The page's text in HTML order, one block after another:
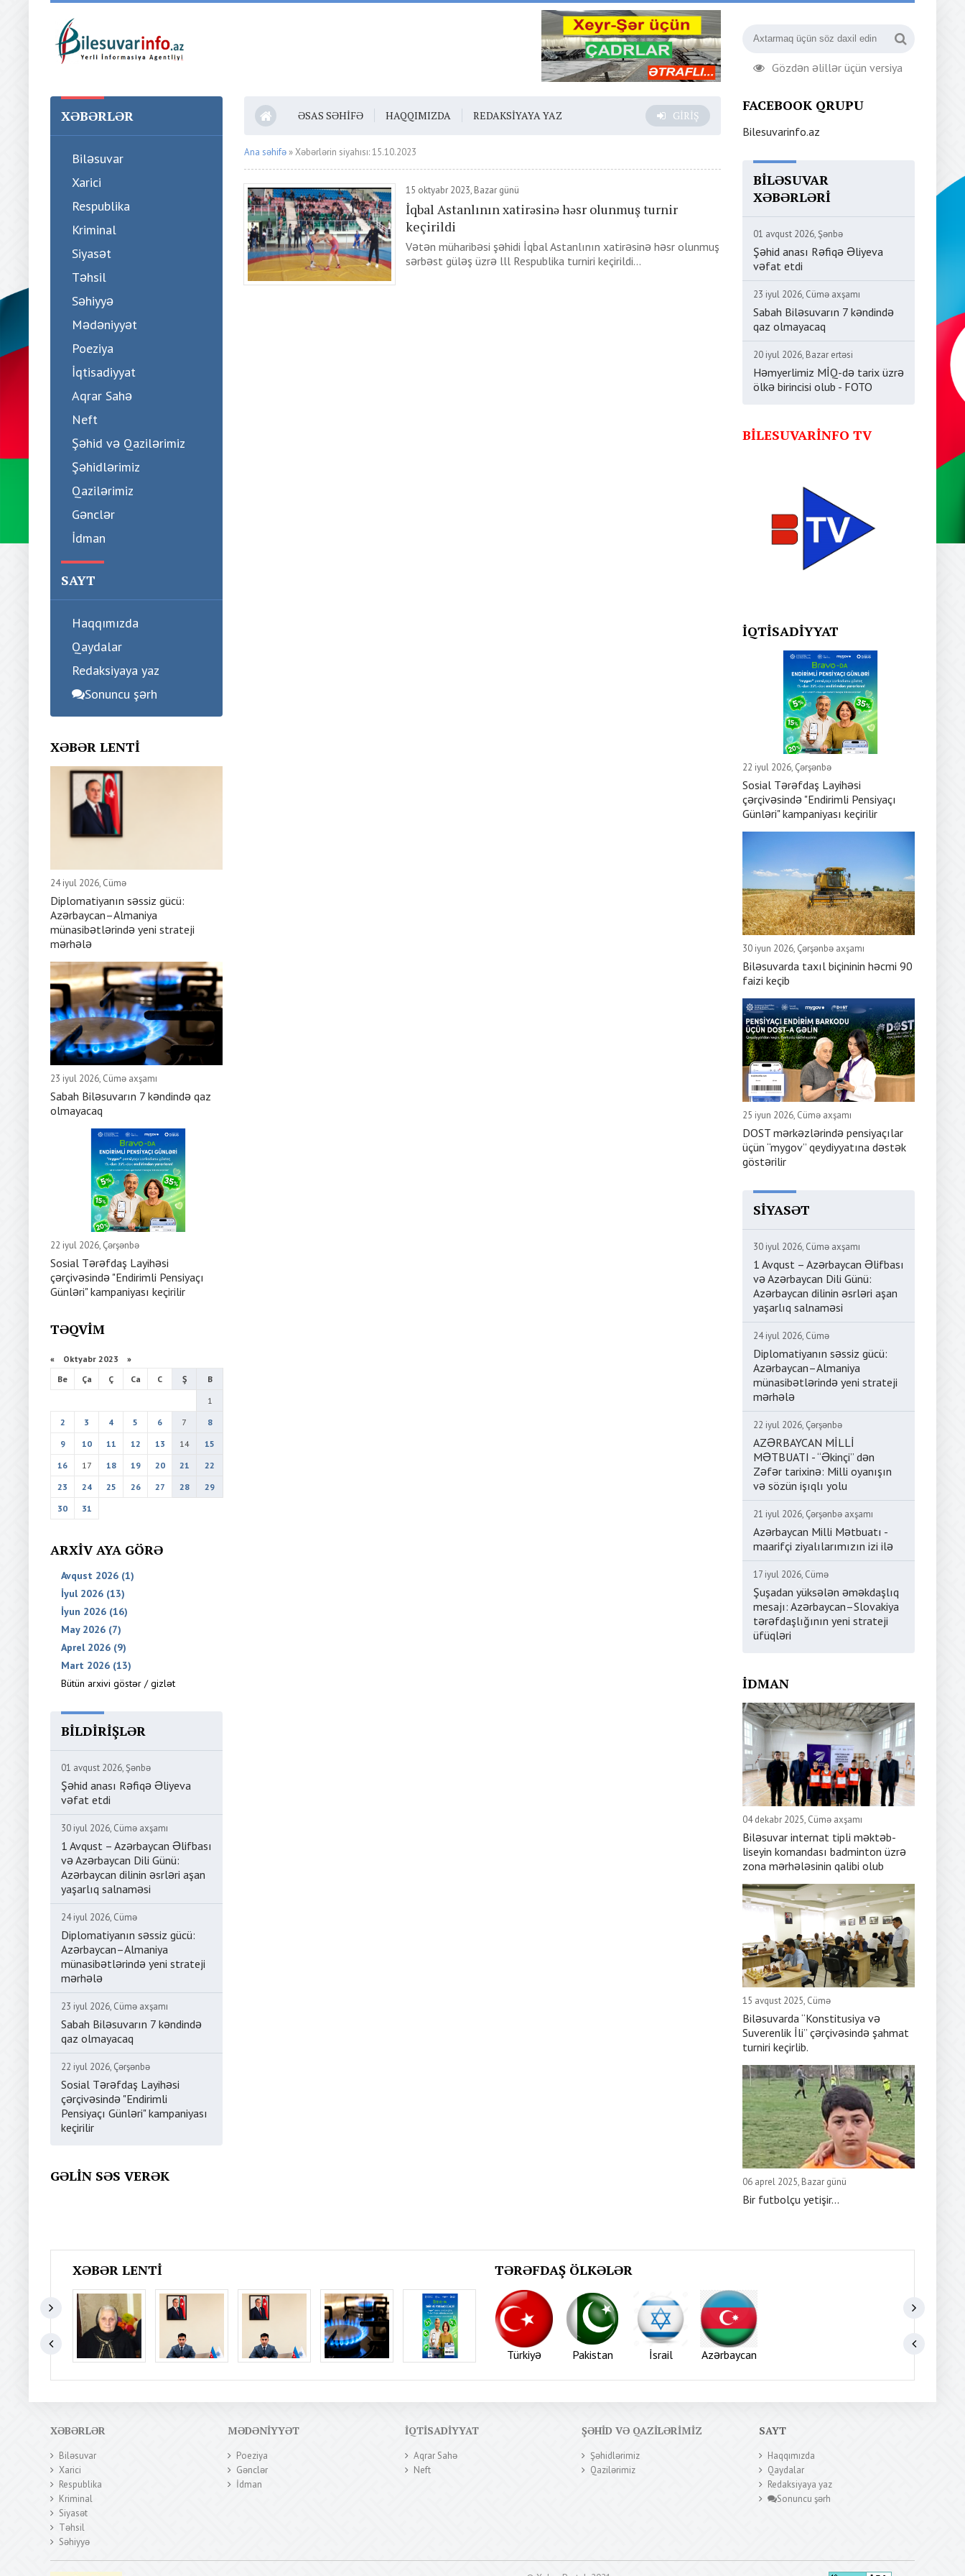
Gözdən əlillər üçün versiya
XƏBƏRLƏR
Biləsuvar
Xarici
Respublika
Kriminal
Siyasət
Təhsil
Səhiyyə
Mədəniyyət
Poeziya
İqtisadiyyat
Aqrar Sahə
Neft
Şəhid və Qazilərimiz
Şəhidlərimiz
Qazilərimiz
Gənclər
İdman
SAYT
Haqqımızda
Qaydalar
Redaksiyaya yaz
Sonuncu şərh
XƏBƏR LENTI
24 iyul 2026, Cümə
Diplomatiyanın səssiz gücü:
Azərbaycan–Almaniya
münasibətlərində yeni strateji
mərhələ
23 iyul 2026, Cümə axşamı
Sabah Biləsuvarın 7 kəndində qaz
olmayacaq
22 iyul 2026, Çərşənbə
Sosial Tərəfdaş Layihəsi
çərçivəsində "Endirimli Pensiyaçı
Günləri" kampaniyası keçirilir
TƏQVIM
« Oktyabr 2023 »
Be
Ça Ç Ca C Ş
B
1
2
3 4 5 6 7
8
9
10 11 12 13 14
15
16
17 18 19 20 21
22
23
24 25 26 27 28
29
30
31
ARXIV AYA GÖRƏ
Avqust 2026 (1)
İyul 2026 (13)
İyun 2026 (16)
May 2026 (7)
Aprel 2026 (9)
Mart 2026 (13)
Bütün arxivi göstər / gizlət
BILDIRIŞLƏR
01 avqust 2026, Şənbə
Şəhid anası Rəfiqə Əliyeva
vəfat etdi
30 iyul 2026, Cümə axşamı
1 Avqust – Azərbaycan Əlifbası
və Azərbaycan Dili Günü:
Azərbaycan dilinin əsrləri aşan
yaşarlıq salnaməsi
24 iyul 2026, Cümə
Diplomatiyanın səssiz gücü:
Azərbaycan–Almaniya
münasibətlərində yeni strateji
mərhələ
23 iyul 2026, Cümə axşamı
Sabah Biləsuvarın 7 kəndində
qaz olmayacaq
22 iyul 2026, Çərşənbə
Sosial Tərəfdaş Layihəsi
çərçivəsində "Endirimli
Pensiyaçı Günləri" kampaniyası
keçirilir
GƏLIN SƏS VERƏK
ƏSAS SƏHIFƏ HAQQIMIZDA REDAKSIYAYA YAZ GIRIŞ
Ana səhifə » Xəbərlərin siyahısı: 15.10.2023
15 oktyabr 2023, Bazar günü
İqbal Astanlının xatirəsinə həsr olunmuş turnir
keçirildi
Vətən müharibəsi şəhidi İqbal Astanlının xatirəsinə həsr olunmuş
sərbəst güləş üzrə lll Respublika turniri keçirildi...
FACEBOOK QRUPU
Bilesuvarinfo.az
BILƏSUVAR
XƏBƏRLƏRI
01 avqust 2026, Şənbə
Şəhid anası Rəfiqə Əliyeva
vəfat etdi
23 iyul 2026, Cümə axşamı
Sabah Biləsuvarın 7 kəndində
qaz olmayacaq
20 iyul 2026, Bazar ertəsi
Həmyerlimiz MİQ-də tarix üzrə
ölkə birincisi olub - FOTO
BILESUVARINFO TV
İQTISADIYYAT
22 iyul 2026, Çərşənbə
Sosial Tərəfdaş Layihəsi
çərçivəsində "Endirimli Pensiyaçı
Günləri" kampaniyası keçirilir
30 iyun 2026, Çərşənbə axşamı
Biləsuvarda taxıl biçininin həcmi 90
faizi keçib
25 iyun 2026, Cümə axşamı
DOST mərkəzlərində pensiyaçılar
üçün “mygov” qeydiyyatına dəstək
göstərilir
SIYASƏT
30 iyul 2026, Cümə axşamı
1 Avqust – Azərbaycan Əlifbası
və Azərbaycan Dili Günü:
Azərbaycan dilinin əsrləri aşan
yaşarlıq salnaməsi
24 iyul 2026, Cümə
Diplomatiyanın səssiz gücü:
Azərbaycan–Almaniya
münasibətlərində yeni strateji
mərhələ
22 iyul 2026, Çərşənbə
AZƏRBAYCAN MİLLİ
MƏTBUATI - “Əkinçi” dən
Zəfər tarixinə: Milli oyanışın
və sözün işıqlı yolu
21 iyul 2026, Çərşənbə axşamı
Azərbaycan Milli Mətbuatı -
maarifçi ziyalılarımızın izi ilə
17 iyul 2026, Cümə
Şuşadan yüksələn əməkdaşlıq
mesajı: Azərbaycan–Slovakiya
tərəfdaşlığının yeni strateji
üfüqləri
İDMAN
04 dekabr 2025, Cümə axşamı
Biləsuvar internat tipli məktəb-
liseyin komandası badminton üzrə
zona mərhələsinin qalibi olub
15 avqust 2025, Cümə
Biləsuvarda “Konstitusiya və
Suverenlik İli” çərçivəsində şahmat
turniri keçirlib.
06 aprel 2025, Bazar günü
Bir futbolçu yetişir...
XƏBƏR LENTI TƏRƏFDAŞ ÖLKƏLƏR
Türkiyə Pakistan İsrail Azərbaycan
XƏBƏRLƏR
Biləsuvar
Xarici
Respublika
Kriminal
Siyasət
Təhsil
Səhiyyə
MƏDƏNIYYƏT
Poeziya
Gənclər
İdman
İQTISADIYYAT
Aqrar Sahə
Neft
ŞƏHID VƏ QAZILƏRIMIZ
Şəhidlərimiz
Qazilərimiz
SAYT
Haqqımızda
Qaydalar
Redaksiyaya yaz
Sonuncu şərh